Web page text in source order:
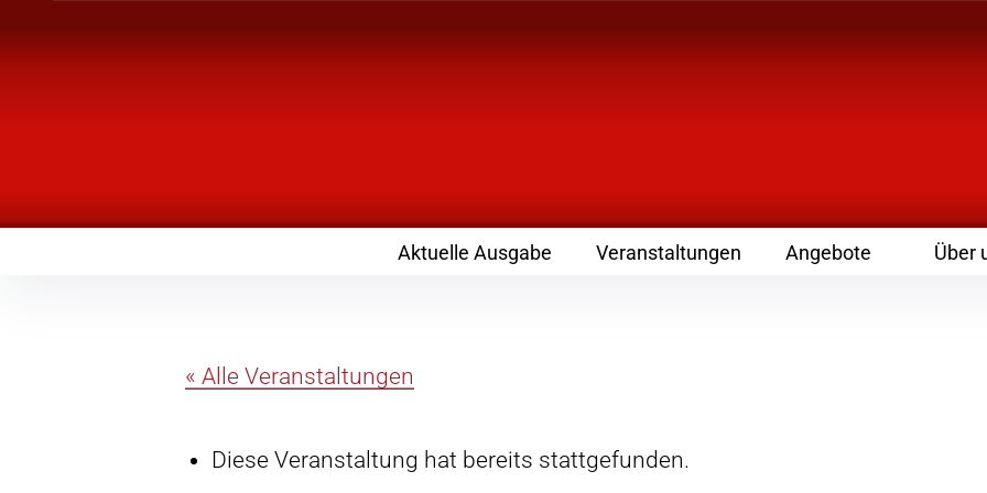
Landknirpse – Die Zeitschrift für Leute
Aktuelle Ausgabe Veranstaltungen Angebote Über
« Alle Veranstaltungen
Diese Veranstaltung hat bereits stattgefunden.